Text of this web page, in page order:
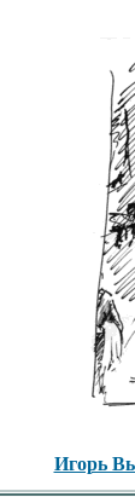
Игорь